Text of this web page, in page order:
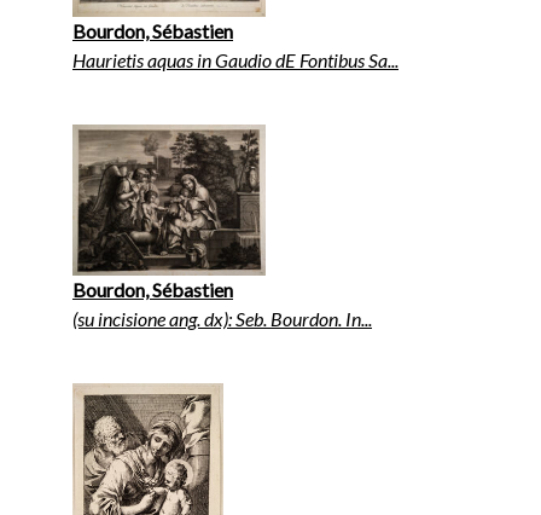
Bourdon, Sébastien
Haurietis aquas in Gaudio dE Fontibus Sa...
Bourdon, Sébastien
(su incisione ang. dx): Seb. Bourdon. In...